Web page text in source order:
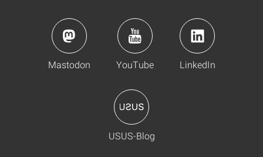
Mastodon YouTube LinkedIn
USUS-Blog